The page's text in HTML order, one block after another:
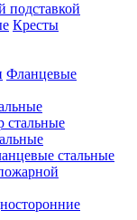
подставкой
Кресты
Фланцевые
стальные
стальные